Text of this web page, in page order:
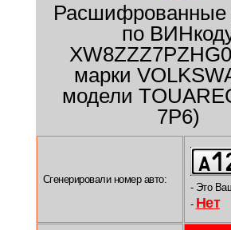
Расшифрованные
по
марки
модели
7P6)
Сгенерировали номер авто:
- Это
- Нет